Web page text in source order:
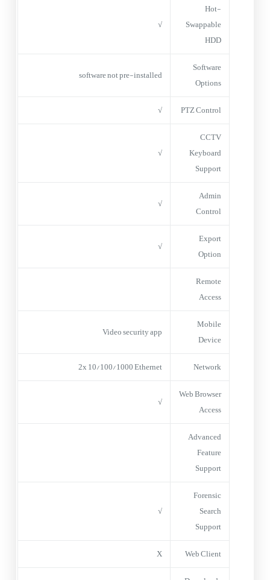
Hot-
Swappable
HDD
√
Software
Options
software not pre-installed
PTZ Control
√
CCTV
Keyboard
Support
√
Admin
Control
√
Export
Option
√
Remote
Access
Mobile
Device
Video security app
Network
2x 10/100/1000 Ethernet
Web Browser
Access
√
Advanced
Feature
Support
Forensic
Search
Support
√
Web Client
X